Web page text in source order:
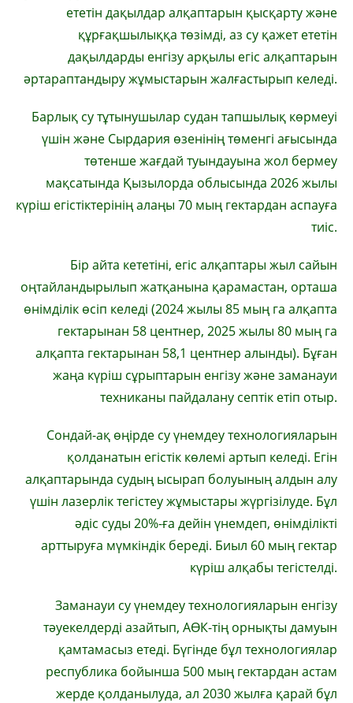
ететін дақылдар алқаптарын қысқарту және
құрғақшылыққа төзімді, аз су қажет ететін
дақылдарды енгізу арқылы егіс алқаптарын
әртараптандыру жұмыстарын жалғастырып келеді.
Барлық су тұтынушылар судан тапшылық көрмеуі
үшін және Сырдария өзенінің төменгі ағысында
төтенше жағдай туындауына жол бермеу
мақсатында Қызылорда облысында 2026 жылы
күріш егістіктерінің алаңы 70 мың гектардан аспауға
тиіс.
Бір айта кететіні, егіс алқаптары жыл сайын
оңтайландырылып жатқанына қарамастан, орташа
өнімділік өсіп келеді (2024 жылы 85 мың га алқапта
гектарынан 58 центнер, 2025 жылы 80 мың га
алқапта гектарынан 58,1 центнер алынды). Бұған
жаңа күріш сұрыптарын енгізу және заманауи
техниканы пайдалану септік етіп отыр.
Сондай-ақ өңірде су үнемдеу технологияларын
қолданатын егістік көлемі артып келеді. Егін
алқаптарында судың ысырап болуының алдын алу
үшін лазерлік тегістеу жұмыстары жүргізілуде. Бұл
әдіс суды 20%-ға дейін үнемдеп, өнімділікті
арттыруға мүмкіндік береді. Биыл 60 мың гектар
күріш алқабы тегістелді.
Заманауи су үнемдеу технологияларын енгізу
тәуекелдерді азайтып, АӨК-тің орнықты дамуын
қамтамасыз етеді. Бүгінде бұл технологиялар
республика бойынша 500 мың гектардан астам
жерде қолданылуда, ал 2030 жылға қарай бұл